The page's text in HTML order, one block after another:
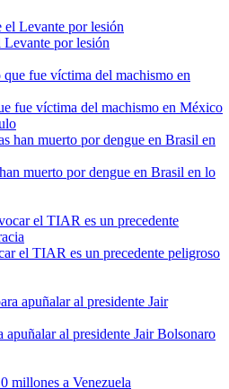
por lesión
fue víctima del machismo en México
muerto por dengue en Brasil en lo
el TIAR es un precedente peligroso
al presidente Jair Bolsonaro